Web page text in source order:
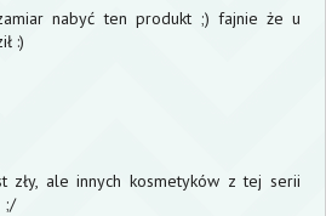
nabyć ten produkt ;) fajnie że u
:)
zły, ale innych kosmetyków z tej serii
;/